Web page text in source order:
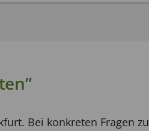
Bei konkreten Fragen zu